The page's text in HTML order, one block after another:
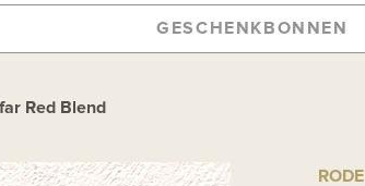
GESCHENKBONNEN
Red Blend